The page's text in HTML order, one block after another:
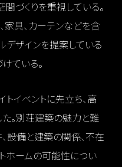
づくりを重視している。
家具、カーテンなどを含
デザインを提案している
ている。
トイベントに先立ち、高
。別荘建築の魅力と難
設備と建築の関係、不在
ホームの可能性につい